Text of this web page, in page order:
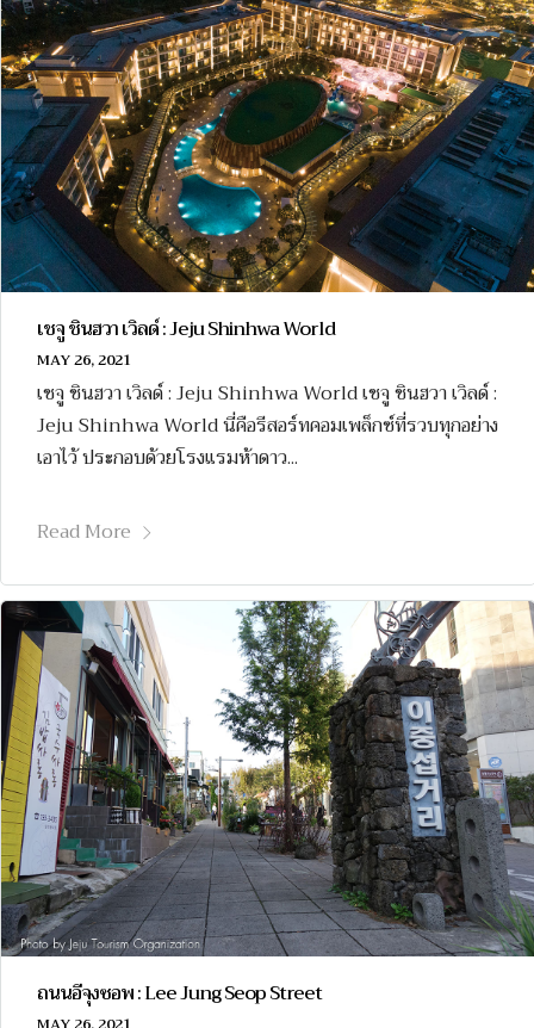
เชจู ชินฮวา เวิลด์ : Jeju Shinhwa World
MAY 26, 2021
เชจู ชินฮวา เวิลด์ : Jeju Shinhwa World เชจู ชินฮวา เวิลด์ :
Jeju Shinhwa World นี่คือรีสอร์ทคอมเพล็กซ์ที่รวบทุกอย่าง
เอาไว้ ประกอบด้วยโรงแรมห้าดาว...
Read More
ถนนอีจุงซอพ : Lee Jung Seop Street